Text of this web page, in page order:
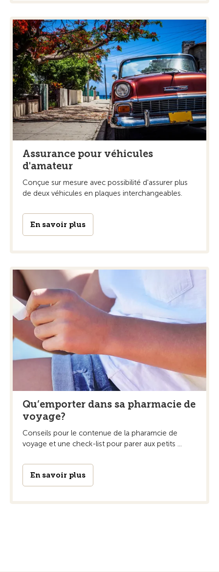
Assurance pour véhicules
d'amateur
Conçue sur mesure avec possibilité d'assurer plus
de deux véhicules en plaques interchangeables.
En savoir plus
Qu’emporter dans sa pharmacie de
voyage?
Conseils pour le contenue de la pharamcie de
voyage et une check-list pour parer aux petits ...
En savoir plus